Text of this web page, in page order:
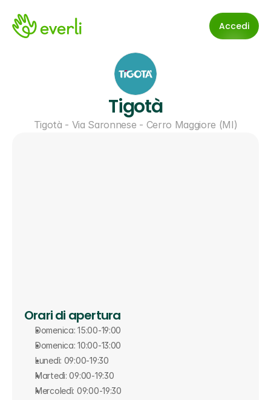
Accedi
Tigotà
Tigotà - Via Saronnese - Cerro Maggiore (MI)
Orari di apertura
Domenica: 15:00-19:00
Domenica: 10:00-13:00
Lunedì: 09:00-19:30
Martedì: 09:00-19:30
Mercoledì: 09:00-19:30